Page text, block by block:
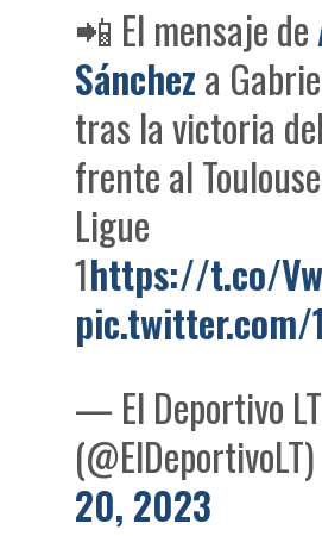
📲 El mensaje de
Sáncheza
tras la victoria
frente al
Ligue
1https://t.co/
pic.twitter.com/
— El Deportivo LT
(@ElDeportivoLT)
20, 2023